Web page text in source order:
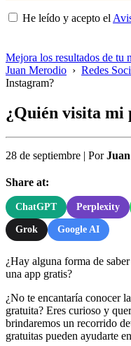
He leído y acepto el
Mejora los resultados de tu
Juan Merodio › Redes
Instagram?
¿Quién visita mi
28 de septiembre | Por
Share at:
ChatGPT Perplexity
Grok Google AI
¿Hay alguna forma de
una app gratis?
¿No te encantaría conocer
gratuita? Eres curioso y
brindaremos un recorrido
gratuitas pueden ayudarte